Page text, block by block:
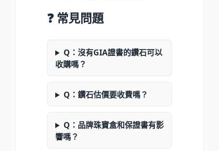
❓ 常見問題
Q：沒有GIA證書的鑽石可以
收購嗎？
Q：鑽石估價要收費嗎？
Q：品牌珠寶盒和保證書有影
響嗎？